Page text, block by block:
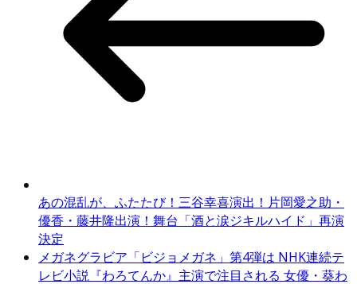
あの混乱が、ふたたび！三谷幸喜演出！片岡愛之助・
優香・藤井隆出演！舞台「酒と涙ジキルハイド」再演
決定
メガネグラビア「ビジョメガネ」第4弾は NHK連続テ
レビ小説『わろてんか』主演で注目される 女優・葵わ